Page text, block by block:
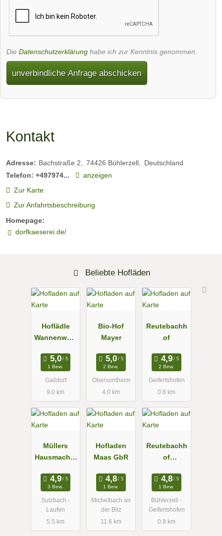
Die Datenschutzerklärung habe ich zur Kenntnis genommen.
unverbindliche Anfrage abschicken
Kontakt
Adresse: Bachstraße 2 74426 Bühlerzell
Deutschland
Telefon: +497974...
anzeigen
Zur Karte
Zur Anfahrtsbeschreibung
Homepage:
dorfkaeserei.de/
Beliebte Hofläden
Hoflädle
Wannenwets
1 Bew.
Gaildorf
9.0 km
Bio-Hof
Mayer
2 Bew.
Obersontheim
4.0 km
Reutebachh
of
2 Bew.
Geifertshofen
0.8 km
Müllers
Hausmacher
3 Bew.
Sulzbach -
Laufen
5.5 km
Hofladen
Maas GbR
1 Bew.
Michelbach an
der Bilz
11.6 km
Reutebachh
of
pezialitäten
1 Bew.
Bühlerzell -
Geifertshofen
0.8 km